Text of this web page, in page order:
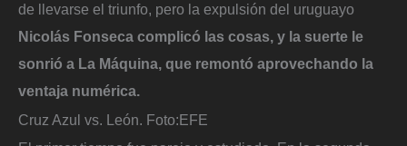
de llevarse el triunfo, pero la expulsión del uruguayo
Nicolás Fonseca complicó las cosas, y la suerte le
sonrió a La Máquina, que remontó aprovechando la
ventaja numérica.
Cruz Azul vs. León. Foto:EFE